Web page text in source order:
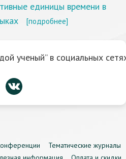
единицы времени в
[подробнее]
ученый” в социальных
Тематические журналы